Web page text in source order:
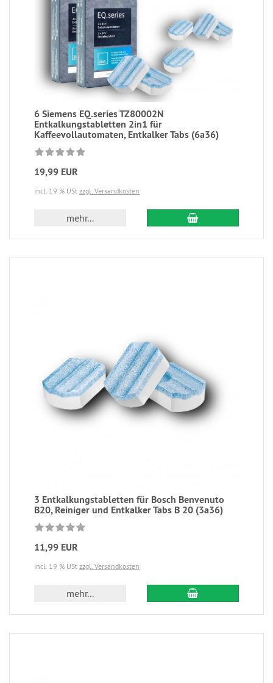
6 Siemens EQ.series TZ80002N
Entkalkungstabletten 2in1 für
Kaffeevollautomaten, Entkalker Tabs (6a36)
19,99 EUR
incl. 19 % USt zzgl. Versandkosten
mehr...
3 Entkalkungstabletten für Bosch Benvenuto
B20, Reiniger und Entkalker Tabs B 20 (3a36)
11,99 EUR
incl. 19 % USt zzgl. Versandkosten
mehr...